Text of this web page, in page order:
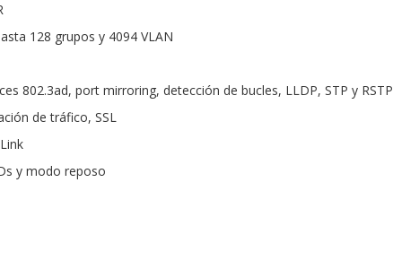
128 grupos y 4094 VLAN
802.3ad, port mirroring, detección de bucles, LLDP, STP y RSTP
de tráfico, SSL
y modo reposo